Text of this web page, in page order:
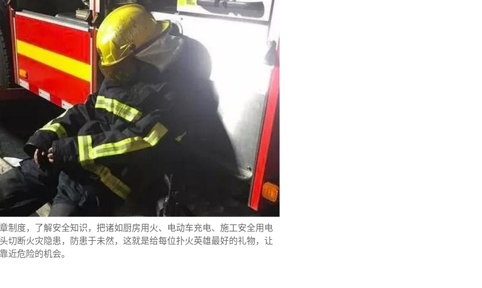
制度，了解安全知识，把诸如厨房用火、电动车充电、施工安全用电
切断火灾隐患，防患于未然，这就是给每位扑火英雄最好的礼物，让
近危险的机会。